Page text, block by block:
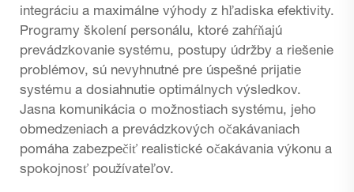
integráciu a maximálne výhody z hľadiska efektivity.
Programy školení personálu, ktoré zahŕňajú
prevádzkovanie systému, postupy údržby a riešenie
problémov, sú nevyhnutné pre úspešné prijatie
systému a dosiahnutie optimálnych výsledkov.
Jasna komunikácia o možnostiach systému, jeho
obmedzeniach a prevádzkových očakávaniach
pomáha zabezpečiť realistické očakávania výkonu a
spokojnosť používateľov.